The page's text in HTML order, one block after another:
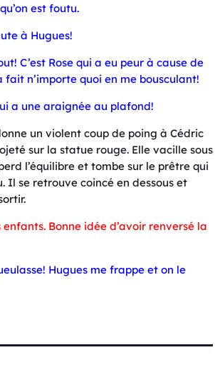
est foutu.
à Hugues!
C’est Rose qui a eu peur à cause de
fait n’importe quoi en me bousculant!
a une araignée au plafond!
un violent coup de poing à Cédric
sur la statue rouge. Elle vacille sous
l’équilibre et tombe sur le prêtre qui
Il se retrouve coincé en dessous et
enfants. Bonne idée d’avoir renversé la
Hugues me frappe et on le